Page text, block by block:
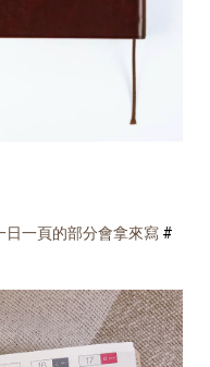
日一頁的部分會拿來寫 #